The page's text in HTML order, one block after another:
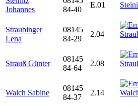
Johannes
84-40
E.01
Straubinger
Lena
08145
84-29
2.04
Strauß Günter
08145
84-64
2.08
Walch Sabine
08145
84-37
2.14